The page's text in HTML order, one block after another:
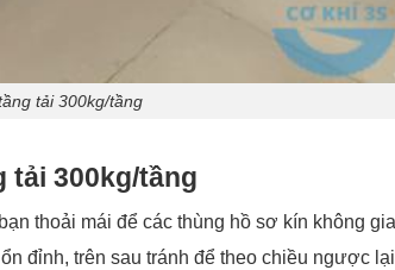
tải 300kg/tầng
tải 300kg/tầng
thoải mái để các thùng hồ sơ kín không
đỉnh, trên sau tránh để theo chiều ngược lại